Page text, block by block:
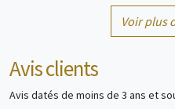
Voir plus
Avis clients
Avis datés de moins de 3 ans et